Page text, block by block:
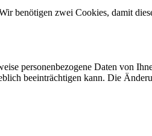
benötigen zwei Cookies, damit
personenbezogene Daten von
beeinträchtigen kann. Die